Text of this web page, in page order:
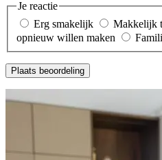
Je reactie
Erg smakelijk
Makkelijk
opnieuw willen maken
Plaats beoordeling